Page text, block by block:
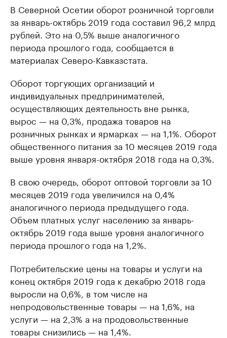
В Северной Осетии оборот розничной торговли
за январь-октябрь 2019 года составил 96,2 млрд
рублей. Это на 0,5% выше аналогичного
периода прошлого года, сообщается в
материалах Северо-Кавказстата.
Оборот торгующих организаций и
индивидуальных предпринимателей,
осуществляющих деятельность вне рынка,
вырос — на 0,3%, продажа товаров на
розничных рынках и ярмарках — на 1,1%. Оборот
общественного питания за 10 месяцев 2019 года
выше уровня января-октября 2018 года на 0,3%.
В свою очередь, оборот оптовой торговли за 10
месяцев 2019 года увеличился на 0,4%
аналогичного периода предыдущего года.
Объем платных услуг населению за январь-
октябрь 2019 года выше уровня аналогичного
периода прошлого года на 1,2%.
Потребительские цены на товары и услуги на
конец октября 2019 года к декабрю 2018 года
выросли на 0,6%, в том числе на
непродовольственные товары — на 1,6%, на
услуги — на 2,3% а на продовольственные
товары снизились — на 1,4%.